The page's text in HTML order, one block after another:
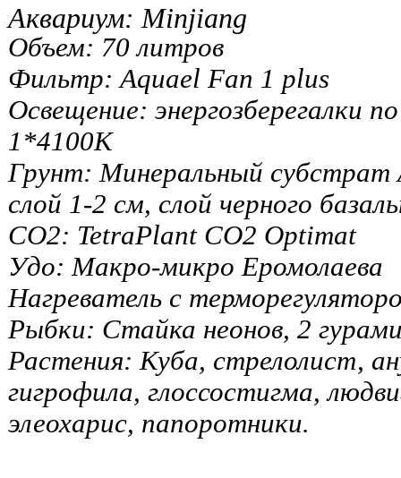
Аквариум: Minjiang
Объем: 70 литров
Фильтр: Aquael Fan 1 plus
Освещение: энергозберегалки
1*4100К
Грунт: Минеральный субстрат
слой 1-2 см, слой черного
СО2: TetraPlant СО2 Optimat
Удо: Макро-микро Еромолаева
Нагреватель с
Рыбки: Стайка неонов, 2
Растения: Куба, стрелолист,
гигрофила, глоссостигма,
элеохарис, папоротники.